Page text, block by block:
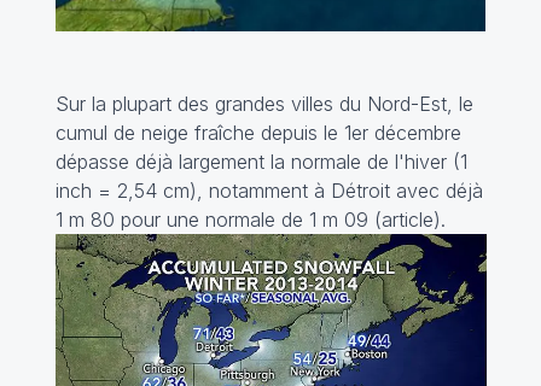
Sur la plupart des grandes villes du Nord-Est, le
cumul de neige fraîche depuis le 1er décembre
dépasse déjà largement la normale de l'hiver (1
inch = 2,54 cm), notamment à Détroit avec déjà
1 m 80 pour une normale de 1 m 09 (article).